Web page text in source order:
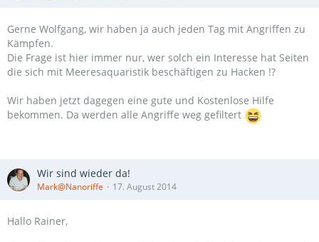
Gerne Wolfgang, wir haben ja auch jeden Tag mit Angriffen zu
Kämpfen.
Die Frage ist hier immer nur, wer solch ein Interesse hat Seiten
die sich mit Meeresaquaristik beschäftigen zu Hacken !?
Wir haben jetzt dagegen eine gute und Kostenlose Hilfe
bekommen. Da werden alle Angriffe weg gefiltert
Wir sind wieder da!
Mark@Nanoriffe 17. August 2014
Hallo Rainer,